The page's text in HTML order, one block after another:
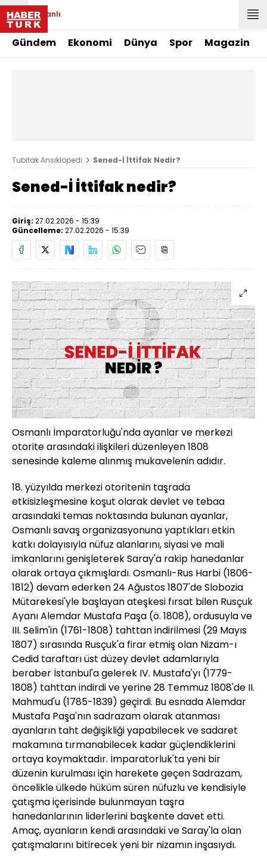
Canlı
Gündem Ekonomi Dünya Spor Magazin
Tubitak Ansiklopedi Sened-İ İttifak Nedir?
Sened-İ İttifak nedir?
Giriş: 27.02.2026 - 15:39
Güncelleme: 27.02.2026 - 15:39
Osmanlı İmparatorluğu'nda ayanlar ve merkezi
otorite arasındaki ilişkileri düzenleyen 1808
senesinde kaleme alınmış mukavelenin adıdır.
18. yüzyılda merkezi otoritenin taşrada
etkisizleşmesine koşut olarak devlet ve tebaa
arasındaki temas noktasında bulunan ayanlar,
Osmanlı savaş organizasyonuna yaptıkları etkin
katkı dolayısıyla nüfuz alanlarını, siyasi ve mali
imkanlarını genişleterek Saray'a rakip hanedanlar
olarak ortaya çıkmışlardı. Osmanlı-Rus Harbi (1806-
1812) devam ederken 24 Ağustos 1807'de Slobozia
Mütarekesi'yle başlayan ateşkesi fırsat bilen Rusçuk
Ayanı Alemdar Mustafa Paşa (ö. 1808), ordusuyla ve
III. Selim'in (1761-1808) tahttan indirilmesi (29 Mayıs
1807) sırasında Rusçuk'a firar etmiş olan Nizam-ı
Cedid taraftarı üst düzey devlet adamlarıyla
beraber İstanbul'a gelerek IV. Mustafa'yı (1779-
1808) tahttan indirdi ve yerine 28 Temmuz 1808'de II.
Mahmud'u (1785-1839) geçirdi. Bu esnada Alemdar
Mustafa Paşa'nın sadrazam olarak atanması
ayanların taht değişikliği yapabilecek ve sadaret
makamına tırmanabilecek kadar güçlendiklerini
ortaya koymaktadır. İmparatorluk'ta yeni bir
düzenin kurulması için harekete geçen Sadrazam,
öncelikle ülkede hüküm süren nüfuzlu ve kendisiyle
çatışma içerisinde bulunmayan taşra
hanedanlarının liderlerini başkente davet etti.
Amaç, ayanların kendi arasındaki ve Saray'la olan
çatışmalarını bitirecek yeni bir nizamın inşasıydı.